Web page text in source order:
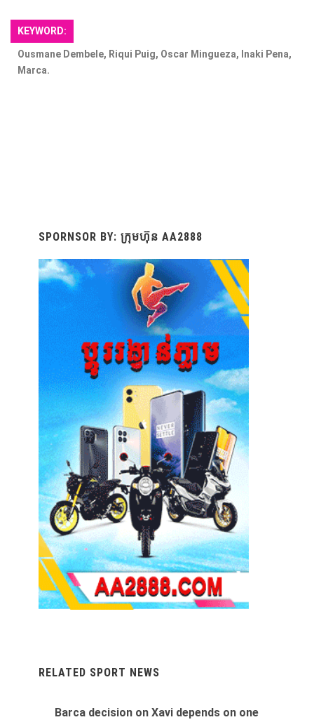
KEYWORD:
Ousmane Dembele, Riqui Puig, Oscar Mingueza, Inaki Pena,
Marca.
SPORNSOR BY: ក្រុមហ៊ុន AA2888
RELATED SPORT NEWS
Barca decision on Xavi depends on one